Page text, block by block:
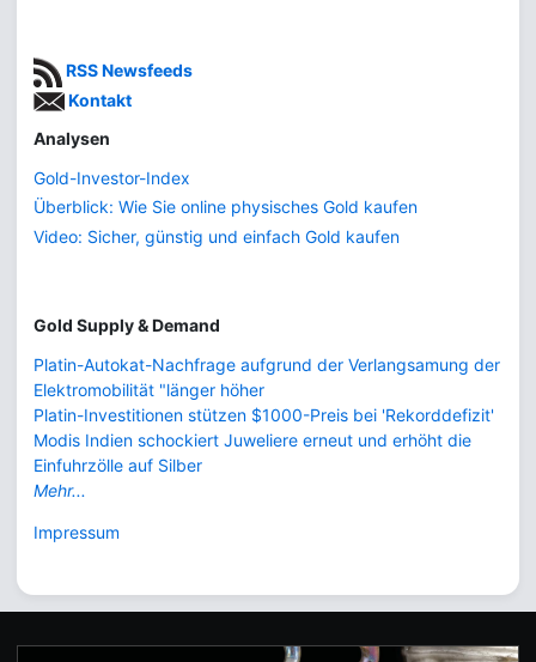
RSS Newsfeeds
Kontakt
Analysen
Gold-Investor-Index
Überblick: Wie Sie online physisches Gold kaufen
Video: Sicher, günstig und einfach Gold kaufen
Gold Supply & Demand
Platin-Autokat-Nachfrage aufgrund der Verlangsamung der
Elektromobilität "länger höher
Platin-Investitionen stützen $1000-Preis bei 'Rekorddefizit'
Modis Indien schockiert Juweliere erneut und erhöht die
Einfuhrzölle auf Silber
Mehr...
Impressum